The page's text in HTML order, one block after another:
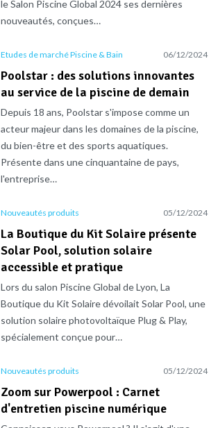
le Salon Piscine Global 2024 ses dernières
nouveautés, conçues…
Etudes de marché Piscine & Bain 06/12/2024
Poolstar : des solutions innovantes
au service de la piscine de demain
Depuis 18 ans, Poolstar s'impose comme un
acteur majeur dans les domaines de la piscine,
du bien-être et des sports aquatiques.
Présente dans une cinquantaine de pays,
l'entreprise…
Nouveautés produits 05/12/2024
La Boutique du Kit Solaire présente
Solar Pool, solution solaire
accessible et pratique
Lors du salon Piscine Global de Lyon, La
Boutique du Kit Solaire dévoilait Solar Pool, une
solution solaire photovoltaïque Plug & Play,
spécialement conçue pour…
Nouveautés produits 05/12/2024
Zoom sur Powerpool : Carnet
d'entretien piscine numérique